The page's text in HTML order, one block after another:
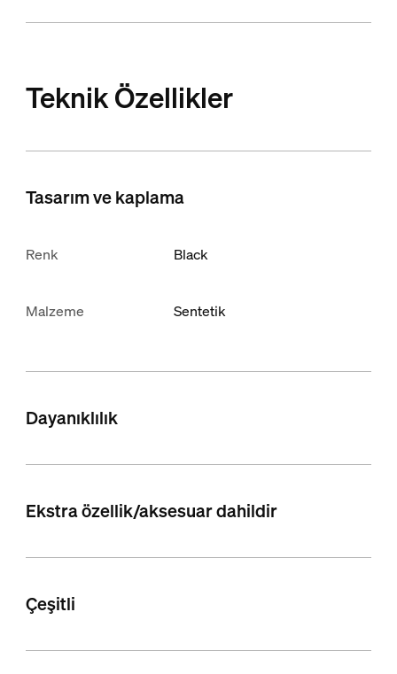
Teknik Özellikler
Tasarım ve kaplama
Renk Black
Malzeme Sentetik
Dayanıklılık
Ekstra özellik/aksesuar dahildir
Çeşitli